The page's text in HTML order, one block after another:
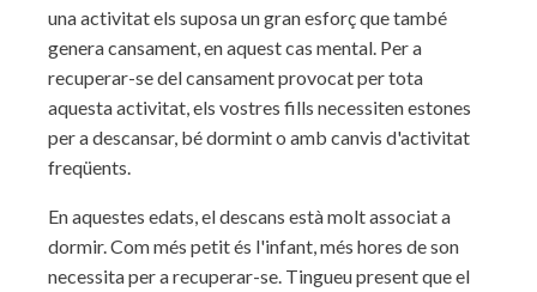
una activitat els suposa un gran esforç que també
genera cansament, en aquest cas mental. Per a
recuperar-se del cansament provocat per tota
aquesta activitat, els vostres fills necessiten estones
per a descansar, bé dormint o amb canvis d'activitat
freqüents.
En aquestes edats, el descans està molt associat a
dormir. Com més petit és l'infant, més hores de son
necessita per a recuperar-se. Tingueu present que el